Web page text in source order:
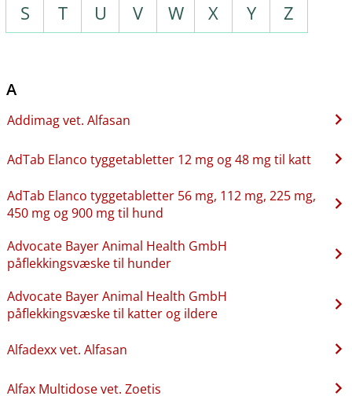
S
T U V W X Y Z
A
Addimag vet. Alfasan
AdTab Elanco tyggetabletter 12 mg og 48 mg til katt
AdTab Elanco tyggetabletter 56 mg, 112 mg, 225 mg,
450 mg og 900 mg til hund
Advocate Bayer Animal Health GmbH
påflekkingsvæske til hunder
Advocate Bayer Animal Health GmbH
påflekkingsvæske til katter og ildere
Alfadexx vet. Alfasan
Alfax Multidose vet. Zoetis